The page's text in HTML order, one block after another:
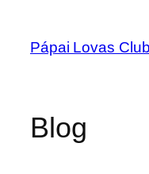
tartalomhoz
Pápai Lovas Club
Blog